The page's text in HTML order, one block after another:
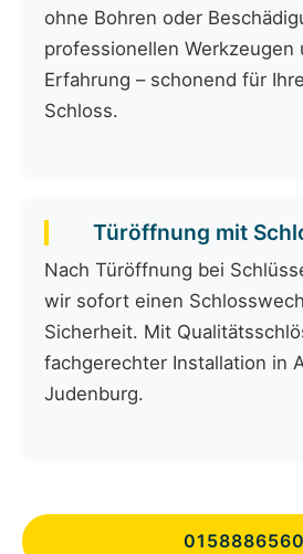
ohne Bohren oder
professionellen Werkzeugen
Erfahrung – schonend für
Schloss.
Türöffnung mit
Nach Türöffnung bei
wir sofort einen
Sicherheit. Mit
fachgerechter Installation in
Judenburg.